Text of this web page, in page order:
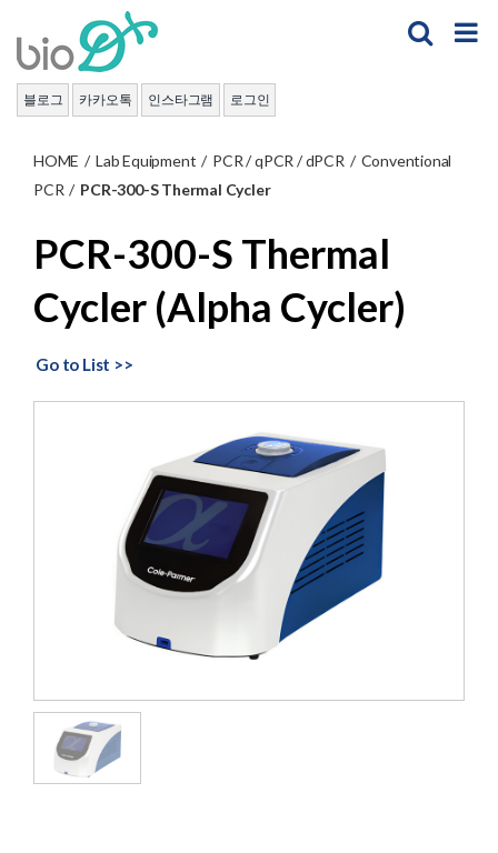
content
블로그 카카오톡 인스타그램 로그인
HOME / Lab Equipment / PCR / qPCR / dPCR / Conventional
PCR / PCR-300-S Thermal Cycler
PCR-300-S Thermal
Cycler (Alpha Cycler)
Go to List >>